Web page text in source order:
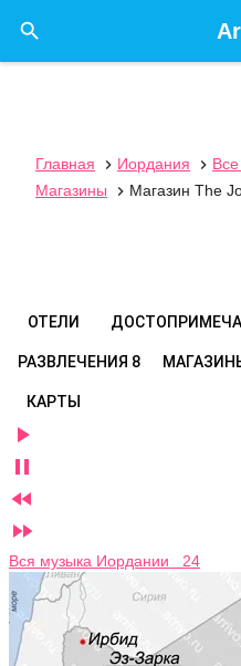

Главная  Иордания 
Магазины
 Магазин The
ОТЕЛИ
РАЗВЛЕЧЕНИЯ 8
КАРТЫ




Вся музыка Иордании 24